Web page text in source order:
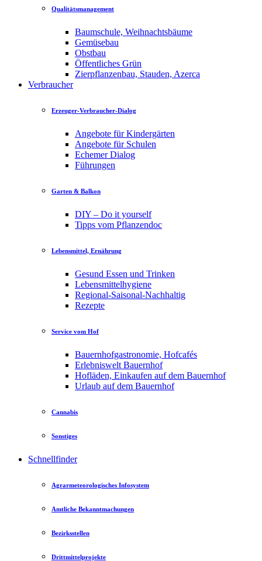
Qualitätsmanagement
Baumschule, Weihnachtsbäume
Gemüsebau
Obstbau
Öffentliches Grün
Zierpflanzenbau, Stauden, Azerca
Verbraucher
Erzeuger-Verbraucher-Dialog
Angebote für Kindergärten
Angebote für Schulen
Echemer Dialog
Führungen
Garten & Balkon
DIY – Do it yourself
Tipps vom Pflanzendoc
Lebensmittel, Ernährung
Gesund Essen und Trinken
Lebensmittelhygiene
Regional-Saisonal-Nachhaltig
Rezepte
Service vom Hof
Bauernhofgastronomie, Hofcafés
Erlebniswelt Bauernhof
Hofläden, Einkaufen auf dem Bauernhof
Urlaub auf dem Bauernhof
Cannabis
Sonstiges
Schnellfinder
Agrarmeteorologisches Infosystem
Amtliche Bekanntmachungen
Bezirksstellen
Drittmittelprojekte